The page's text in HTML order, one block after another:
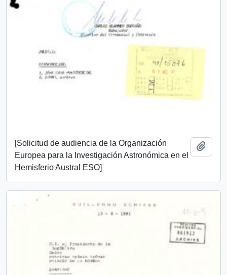
[Solicitud de audiencia de la Organización
Europea para la Investigación Astronómica en el
Hemisferio Austral ESO]